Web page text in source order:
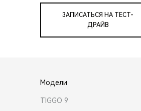
ЗАПИСАТЬСЯ НА ТЕСТ-
ДРАЙВ
Модели
TIGGO 9